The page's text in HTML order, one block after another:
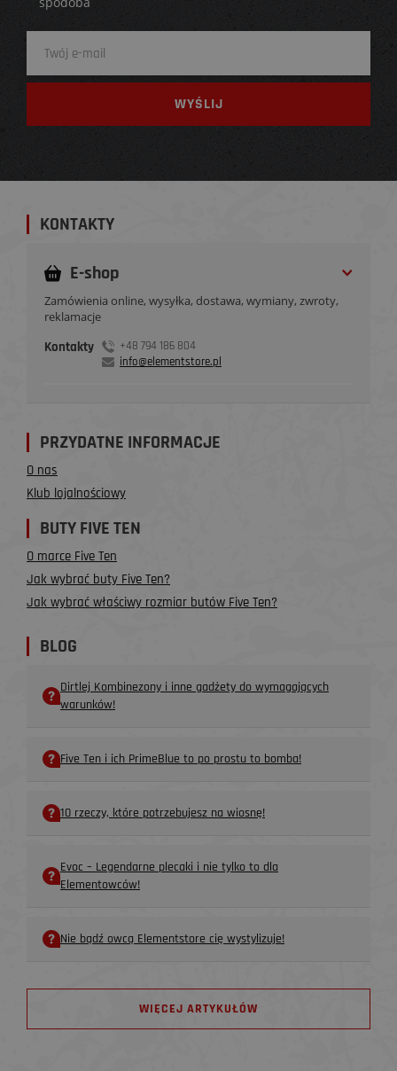
KONTAKTY
E-shop
Zamówienia online, wysyłka, dostawa, wymiany, zwroty,
reklamacje
Kontakty
+48 794 186 804
info@elementstore.pl
PRZYDATNE INFORMACJE
O nas
Klub lojalnościowy
BUTY FIVE TEN
O marce Five Ten
Jak wybrać buty Five Ten?
Jak wybrać właściwy rozmiar butów Five Ten?
BLOG
Dirtlej Kombinezony i inne gadżety do wymagających
warunków!
Five Ten i ich PrimeBlue to po prostu to bomba!
10 rzeczy, które potrzebujesz na wiosnę!
Evoc – Legendarne plecaki i nie tylko to dla
Elementowców!
Nie bądź owcą Elementstore cię wystylizuje!
WIĘCEJ ARTYKUŁÓW